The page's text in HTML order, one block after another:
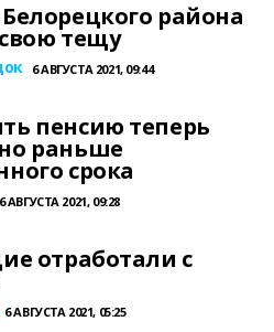
района
тещу
6 АВГУСТА 2021, 09:44
пенсию теперь
раньше
срока
6 АВГУСТА 2021, 09:28
отработали с
6 АВГУСТА 2021, 05:25